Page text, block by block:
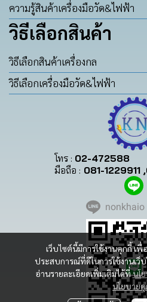
เว็บไซต์นี้มีการใช้งานคุกกี้ เ
ประสบการณ์ที่ดีในการใช้งานเว็
อ่านรายละเอียดเพิ่มเติมได้ที่นโ
นโยบาย
ความรู้สินค้าเครื่องมือวัด&ไฟฟ้า
วิธีเลือกสินค้า
วิธีเลือกสินค้าเครื่องกล
วิธีเลือกเครื่องมือวัด&ไฟฟ้า
โทร : 02-472588
มือถือ : 081-
nonkhaio